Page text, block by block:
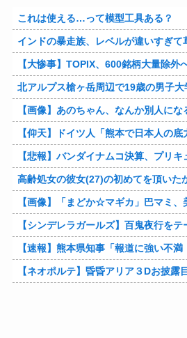
これは使える…って模型工具ある？
インドの暴走族、レベルが違いすぎて
【大惨事】TOPIX、600銘柄大量除外
北アルプス槍ヶ岳周辺で19歳の男子大学生が遭難 単独で1泊2日の予定
【画像】あのちゃん、なんか別人にな
【仰天】ドイツ人「熊本で日本人の底力を見た…!」熊本で生まれて初めて震度7の大地震を経験し
【悲報】バンダイナムコ決算、プリ
高齢処女の彼女(27)の初めてを頂いた
【画像】「まどか☆マギカ」巴マミ、美樹さやか、佐倉杏子エロすぎ放課後えん
【シンデレラガールズ】百鬼夜行をテーマとした
【速報】熊本県知事「報道に強い不満・苦情が寄せられている
【ネオポルテ】昏昏アリア３Dお披露